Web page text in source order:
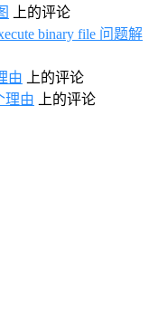
上的评论
binary file 问题解
由 上的评论
理由 上的评论